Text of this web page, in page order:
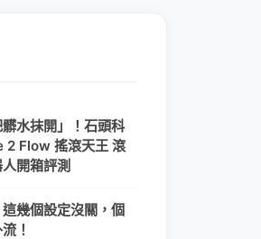
水抹開」！石頭科
2 Flow 搖滾天王 滾
開箱評測
幾個設定沒關，個
！